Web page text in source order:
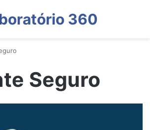
360
Seguro